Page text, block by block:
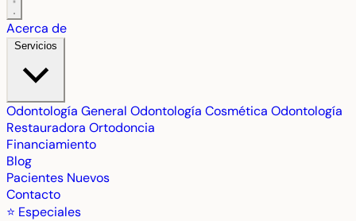
Acerca de
Servicios
Odontología General Odontología Cosmética Odontología
Restauradora Ortodoncia
Financiamiento
Blog
Pacientes Nuevos
Contacto
⭐ Especiales